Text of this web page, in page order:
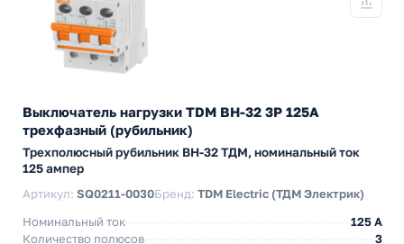
Выключатель нагрузки TDM ВН-32 3P 125A
трехфазный (рубильник)
Трехполюсный рубильник BH-32 ТДМ, номинальный ток
125 ампер
Артикул: SQ0211-0030Бренд: TDM Electric (ТДМ Электрик)
Номинальный ток
125 A
Количество полюсов
3